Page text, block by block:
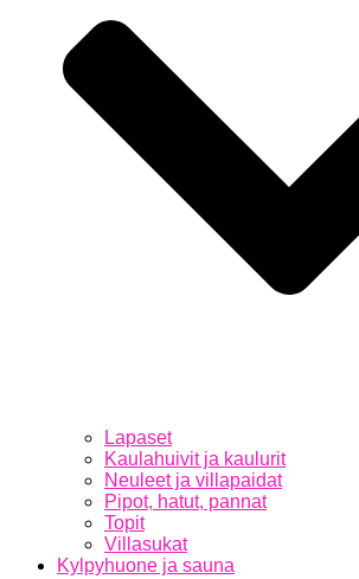
Lapaset
Kaulahuivit ja kaulurit
Neuleet ja villapaidat
Pipot, hatut, pannat
Topit
Villasukat
Kylpyhuone ja sauna